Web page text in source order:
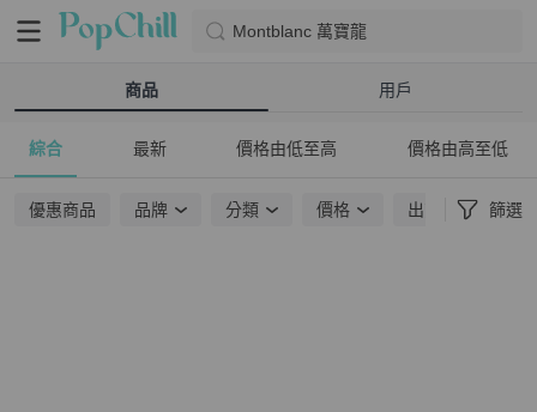
Montblanc 萬寶龍
商品 用戶
綜合 最新 價格由低至高 價格由高至低
優惠商品 品牌 分類 價格 出貨地點 篩選